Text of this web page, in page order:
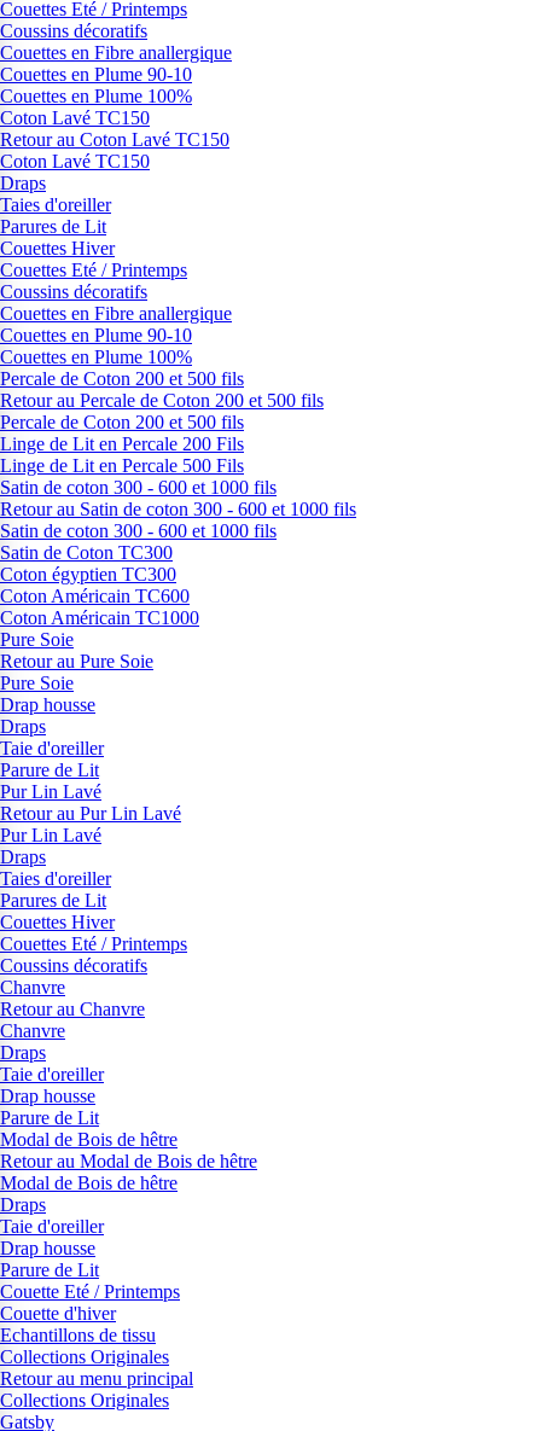
Couettes Eté / Printemps
Coussins décoratifs
Couettes en Fibre anallergique
Couettes en Plume 90-10
Couettes en Plume 100%
Coton Lavé TC150
Retour au Coton Lavé TC150
Coton Lavé TC150
Draps
Taies d'oreiller
Parures de Lit
Couettes Hiver
Couettes Eté / Printemps
Coussins décoratifs
Couettes en Fibre anallergique
Couettes en Plume 90-10
Couettes en Plume 100%
Percale de Coton 200 et 500 fils
Retour au Percale de Coton 200 et 500 fils
Percale de Coton 200 et 500 fils
Linge de Lit en Percale 200 Fils
Linge de Lit en Percale 500 Fils
Satin de coton 300 - 600 et 1000 fils
Retour au Satin de coton 300 - 600 et 1000 fils
Satin de coton 300 - 600 et 1000 fils
Satin de Coton TC300
Coton égyptien TC300
Coton Américain TC600
Coton Américain TC1000
Pure Soie
Retour au Pure Soie
Pure Soie
Drap housse
Draps
Taie d'oreiller
Parure de Lit
Pur Lin Lavé
Retour au Pur Lin Lavé
Pur Lin Lavé
Draps
Taies d'oreiller
Parures de Lit
Couettes Hiver
Couettes Eté / Printemps
Coussins décoratifs
Chanvre
Retour au Chanvre
Chanvre
Draps
Taie d'oreiller
Drap housse
Parure de Lit
Modal de Bois de hêtre
Retour au Modal de Bois de hêtre
Modal de Bois de hêtre
Draps
Taie d'oreiller
Drap housse
Parure de Lit
Couette Eté / Printemps
Couette d'hiver
Echantillons de tissu
Collections Originales
Retour au menu principal
Collections Originales
Gatsby